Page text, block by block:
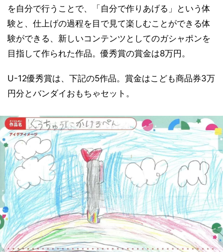
を自分で行うことで、「自分で作りあげる」という体
験と、仕上げの過程を目で見て楽しむことができる体
験ができる、新しいコンテンツとしてのガシャポンを
目指して作られた作品。優秀賞の賞金は8万円。
U-12優秀賞は、下記の5作品。賞金はこども商品券3万
円分とバンダイおもちゃセット。